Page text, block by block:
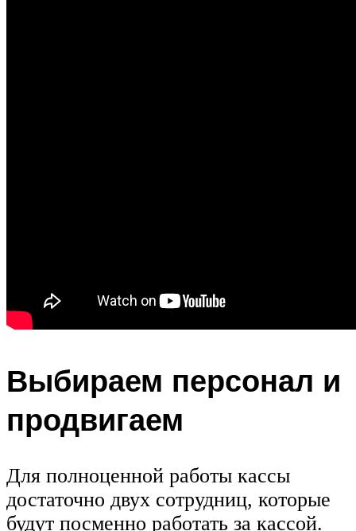
Выбираем персонал и
продвигаем
Для полноценной работы кассы
достаточно двух сотрудниц, которые
будут посменно работать за кассой.